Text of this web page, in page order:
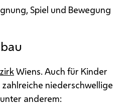
Spiel und Bewegung
Wiens. Auch für Kinder
niederschwellige
anderem: